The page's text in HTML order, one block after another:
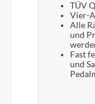
TÜV
Vier-
Alle
und
Fast
und